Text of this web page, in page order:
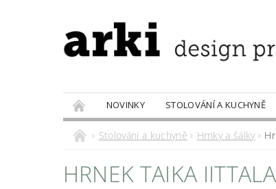
NOVINKY STOLOVÁNÍ A KUCHYNĚ
PRODÁVANÉ ZNAČKY
DOBROTY
Stolování a kuchyně Hrnky a šálky
HRNEK TAIKA